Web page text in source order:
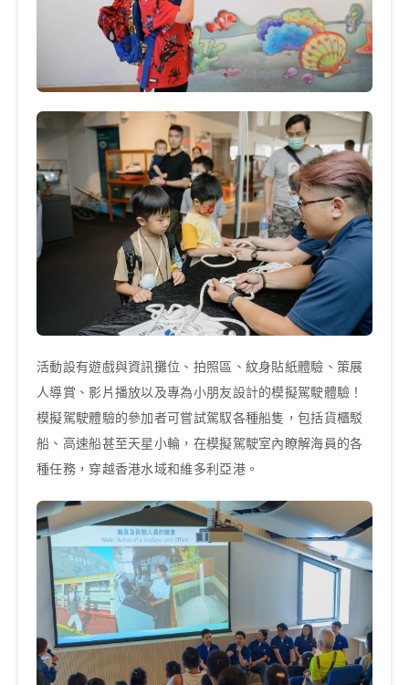
活動設有遊戲與資訊攤位、拍照區、紋身貼紙體驗、策展
人導賞、影片播放以及專為小朋友設計的模擬駕駛體驗！
模擬駕駛體驗的參加者可嘗試駕馭各種船隻，包括貨櫃駁
船、高速船甚至天星小輪，在模擬駕駛室內瞭解海員的各
種任務，穿越香港水域和維多利亞港。